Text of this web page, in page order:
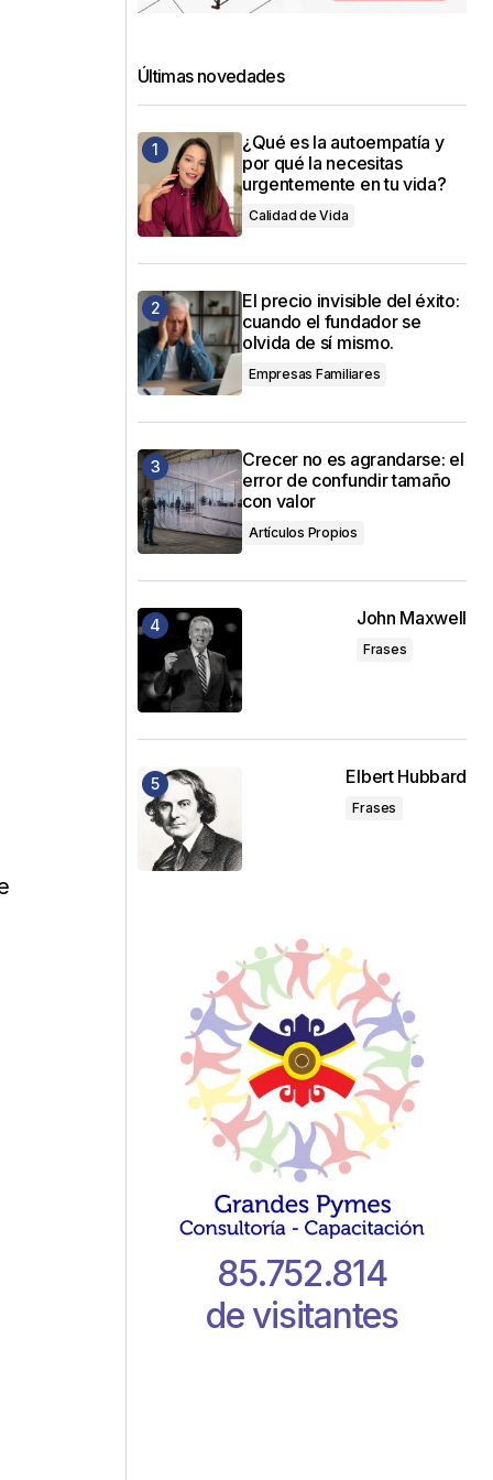
Últimas novedades
¿Qué es la autoempatía y
por qué la necesitas
urgentemente en tu vida?
Calidad de Vida
El precio invisible del éxito:
cuando el fundador se
olvida de sí mismo.
Empresas Familiares
Crecer no es agrandarse: el
error de confundir tamaño
con valor
Artículos Propios
John Maxwell
Frases
Elbert Hubbard
Frases
85.752.814
de visitantes